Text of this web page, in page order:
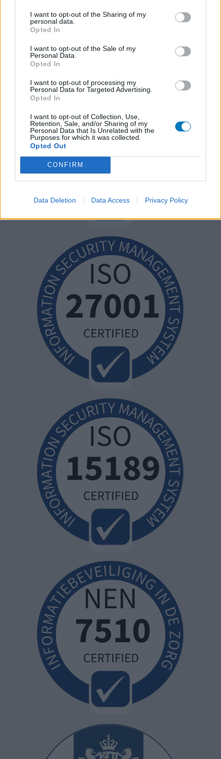
I want to opt-out of the Sharing of my
personal data.
Opted In
I want to opt-out of the Sale of my
Personal Data.
Opted In
I want to opt-out of processing my
Personal Data for Targeted Advertising.
Opted In
I want to opt-out of Collection, Use,
Retention, Sale, and/or Sharing of my
Personal Data that Is Unrelated with the
Purposes for which it was collected.
Opted Out
CONFIRM
Data Deletion Data Access Privacy Policy
unterschiedlich sein kann und dass Sie sich immer an Ihren Arzt
oder Apotheker wenden sollten, um medizinischen Rat zu